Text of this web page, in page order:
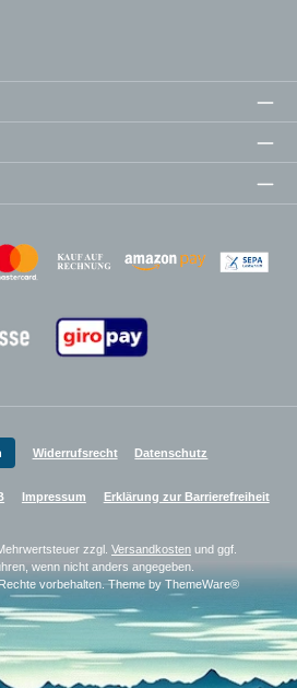
Zahlungsanbieter
Zahlungsanbieter
Widerrufsrecht Datenschutz
Impressum Erklärung zur Barrierefreiheit
zzgl. Versandkosten und ggf.
wenn nicht anders angegeben.
vorbehalten. Theme by ThemeWare®